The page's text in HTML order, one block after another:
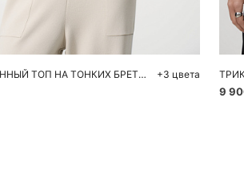
S
УКОРОЧЕННЫЙ ТОП НА ТОНКИХ БРЕТЕЛЯХ +3 цвета
9